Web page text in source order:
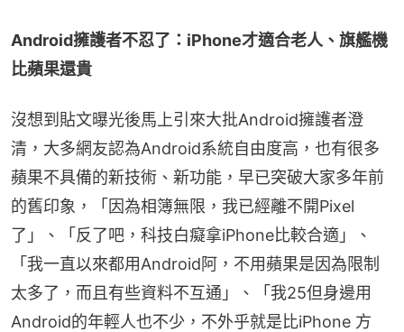
Android擁護者不忍了：iPhone才適合老人、旗艦機
比蘋果還貴
沒想到貼文曝光後馬上引來大批Android擁護者澄
清，大多網友認為Android系統自由度高，也有很多
蘋果不具備的新技術、新功能，早已突破大家多年前
的舊印象，「因為相簿無限，我已經離不開Pixel
了」、「反了吧，科技白癡拿iPhone比較合適」、
「我一直以來都用Android阿，不用蘋果是因為限制
太多了，而且有些資料不互通」、「我25但身邊用
Android的年輕人也不少，不外乎就是比iPhone 方